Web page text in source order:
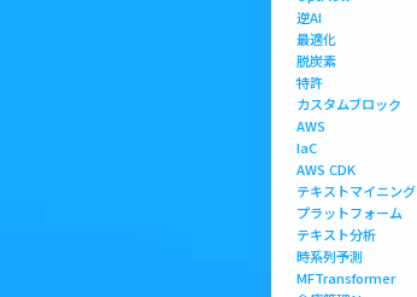
逆AI
最適化
脱炭素
特許
カスタムブロック
AWS
IaC
AWS CDK
テキストマイニング
プラットフォーム
テキスト分析
時系列予測
MFTransformer